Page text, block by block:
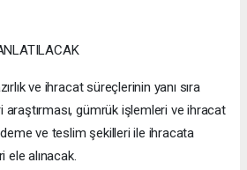
ve ihracat süreçlerinin yanı sıra
gümrük işlemleri ve ihracat
ve teslim şekilleri ile ihracata
ele alınacak.